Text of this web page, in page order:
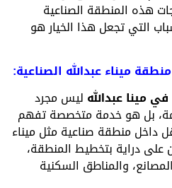
المنطقة الصناعية
تجعل هذا الخيار هو
ميناء عبدالله الصناعية:
عبداللهليس مجرد
بل هو خدمة متخصصة تفهم
منطقة صناعية مثل ميناء
دراية بتخطيط المنطقة،
والمناطق السكنية